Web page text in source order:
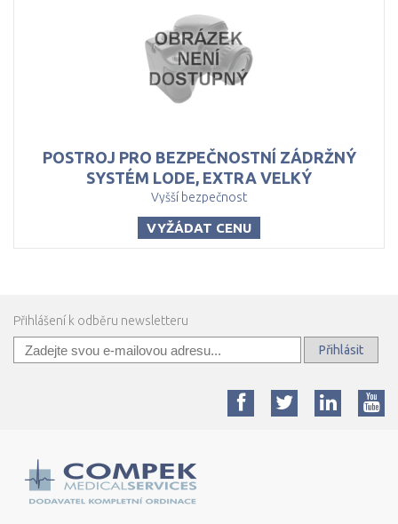
POSTROJ PRO BEZPEČNOSTNÍ ZÁDRŽNÝ
SYSTÉM LODE, EXTRA VELKÝ
Vyšší bezpečnost
VYŽÁDAT CENU
Přihlášení k odběru newsletteru
Přihlásit